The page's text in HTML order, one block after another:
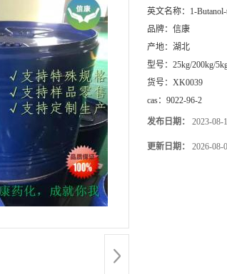
英文名称： 1-
品牌： 信康
产地： 湖北
型号： 25kg/200kg/
货号： XK0039
cas： 9022-96-2
发布日期： 2023-08-
更新日期： 2026-08-